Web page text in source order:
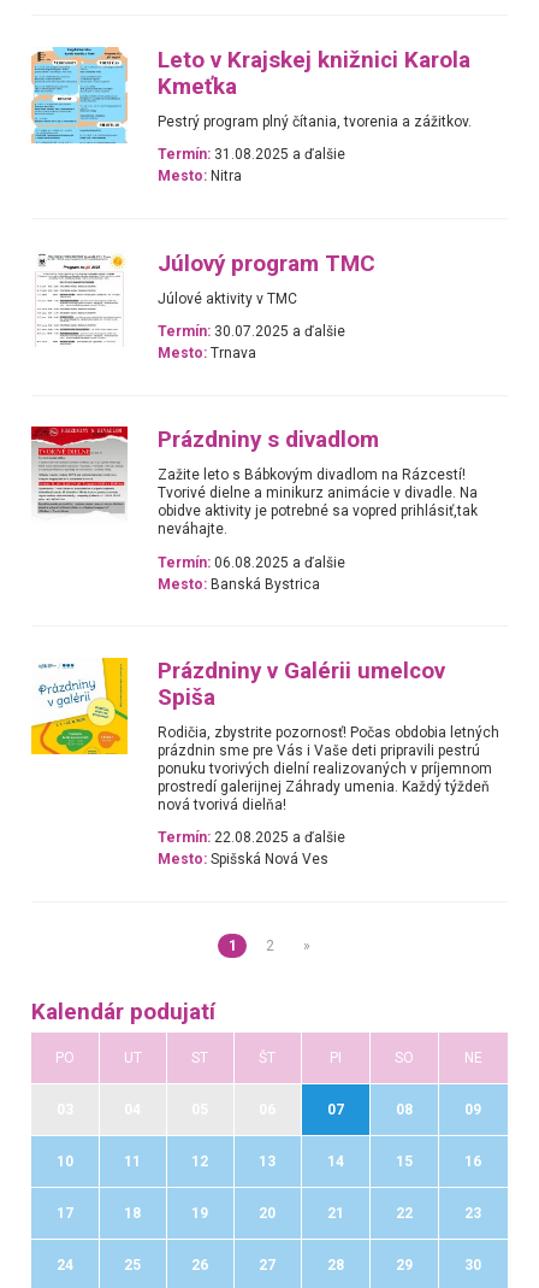
Leto v Krajskej knižnici Karola
Kmeťka
Pestrý program plný čítania, tvorenia a zážitkov.
Termín: 31.08.2025 a ďalšie
Mesto: Nitra
Júlový program TMC
Júlové aktivity v TMC
Termín: 30.07.2025 a ďalšie
Mesto: Trnava
Prázdniny s divadlom
Zažite leto s Bábkovým divadlom na Rázcestí!
Tvorivé dielne a minikurz animácie v divadle. Na
obidve aktivity je potrebné sa vopred prihlásiť,tak
neváhajte.
Termín: 06.08.2025 a ďalšie
Mesto: Banská Bystrica
Prázdniny v Galérii umelcov
Spiša
Rodičia, zbystrite pozornosť! Počas obdobia letných
prázdnin sme pre Vás i Vaše deti pripravili pestrú
ponuku tvorivých dielní realizovaných v príjemnom
prostredí galerijnej Záhrady umenia. Každý týždeň
nová tvorivá dielňa!
Termín: 22.08.2025 a ďalšie
Mesto: Spišská Nová Ves
1 2 »
Kalendár podujatí
PO UT ST ŠT PI SO NE
07 08 09
10 11 12 13 14 15 16
17 18 19 20 21 22 23
24 25 26 27 28 29 30